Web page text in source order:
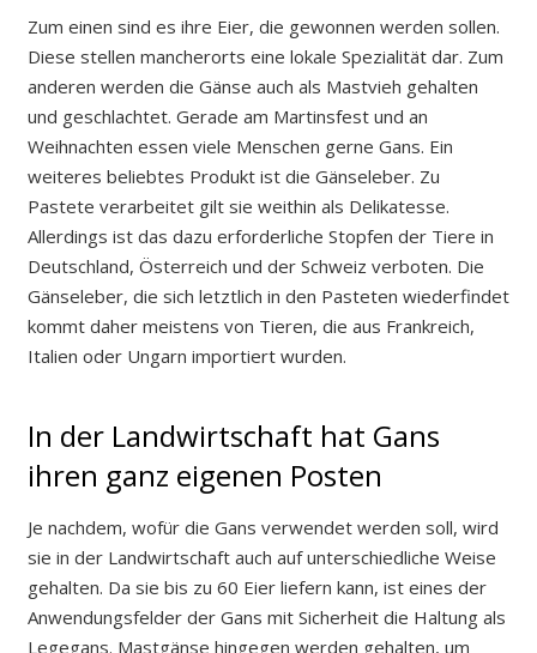
Zum einen sind es ihre Eier, die gewonnen werden sollen.
Diese stellen mancherorts eine lokale Spezialität dar. Zum
anderen werden die Gänse auch als Mastvieh gehalten
und geschlachtet. Gerade am Martinsfest und an
Weihnachten essen viele Menschen gerne Gans. Ein
weiteres beliebtes Produkt ist die Gänseleber. Zu
Pastete verarbeitet gilt sie weithin als Delikatesse.
Allerdings ist das dazu erforderliche Stopfen der Tiere in
Deutschland, Österreich und der Schweiz verboten. Die
Gänseleber, die sich letztlich in den Pasteten wiederfindet
kommt daher meistens von Tieren, die aus Frankreich,
Italien oder Ungarn importiert wurden.
In der Landwirtschaft hat Gans
ihren ganz eigenen Posten
Je nachdem, wofür die Gans verwendet werden soll, wird
sie in der Landwirtschaft auch auf unterschiedliche Weise
gehalten. Da sie bis zu 60 Eier liefern kann, ist eines der
Anwendungsfelder der Gans mit Sicherheit die Haltung als
Legegans. Mastgänse hingegen werden gehalten, um